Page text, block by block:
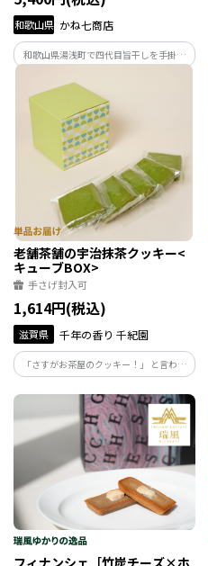
和歌山県 かね七商店
和歌山県湯浅町で四代目旨干しを手掛け
沖の釣り白甘鯛開き
老舗茶舗の宇治抹茶クッキー<
キューブBOX>
手さげ封入可
1,614円(税込)
滋賀県 千年の香り 千紀園
「さすがお茶屋のクッキー！」 と言われ
るほど、 風味豊かな味わいがあり、老舗
茶舗ならではの本格的な抹茶クッキーで
す。 無添加のクッキーですので、お子様
と一緒に安心してお召し上がりいただけ
ます。